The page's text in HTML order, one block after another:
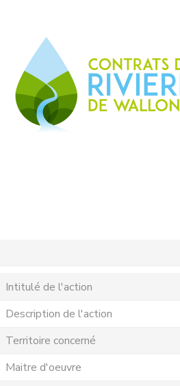
Intitulé de l'action
Description de l'action
Territoire concerné
Maitre d'oeuvre